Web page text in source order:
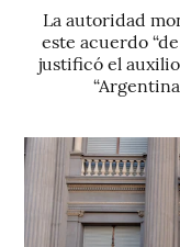
La autoridad
este acuerdo
justificó el